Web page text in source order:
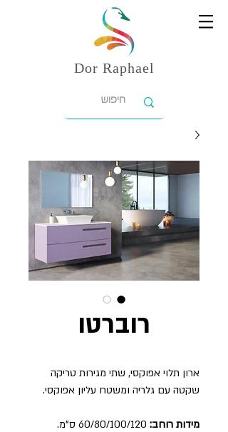
Dor Raphael
רוברטו
ארון תלוי אפוקסי, שתי מגירות טריקה
שקטה עם גלריה ומשטח עליון אפוקסי.
מידות רוחב: 60/80/100/120 ס"מ.